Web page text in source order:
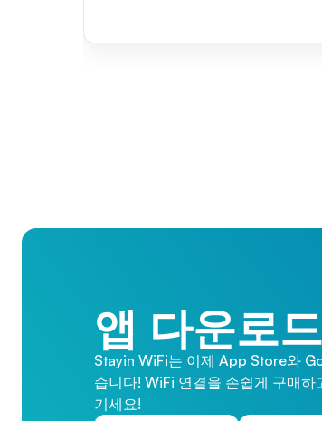
앱 다운로드
Stayin WiFi는 이제 App Store와
습니다! WiFi 연결을 손쉽게 구매
기세요!